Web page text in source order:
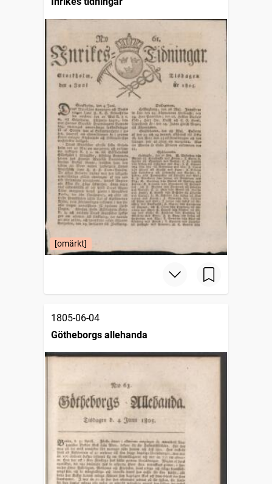
[omärkt]
1805-06-04
Götheborgs allehanda